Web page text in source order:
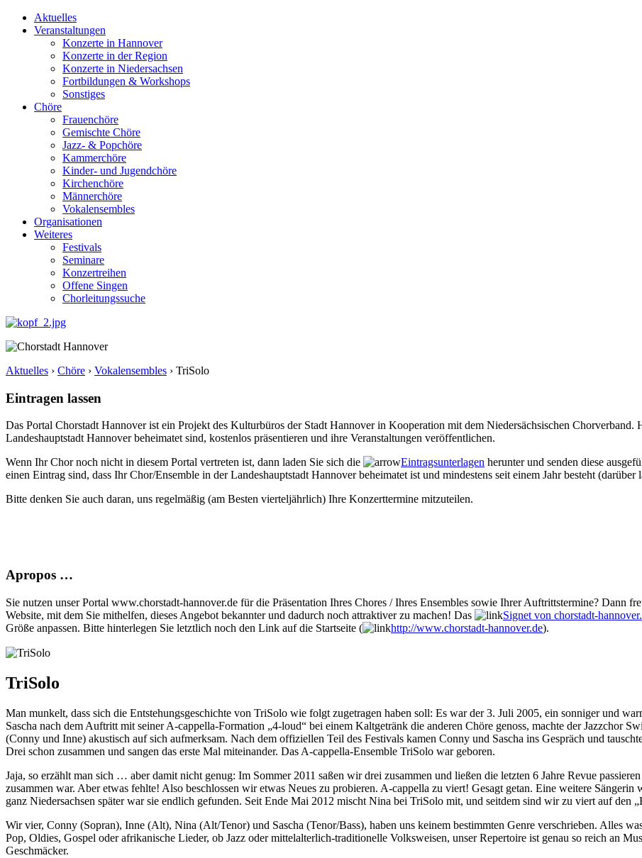
Aktuelles
Veranstaltungen
Konzerte in Hannover
Konzerte in der Region
Konzerte in Niedersachsen
Fortbildungen & Workshops
Sonstiges
Chöre
Frauenchöre
Gemischte Chöre
Jazz- & Popchöre
Kammerchöre
Kinder- und Jugendchöre
Kirchenchöre
Männerchöre
Vokalensembles
Organisationen
Weiteres
Festivals
Seminare
Konzertreihen
Offene Singen
Chorleitungssuche
Aktuelles › Chöre › Vokalensembles › TriSolo
Eintragen lassen
Das Portal Chorstadt Hannover ist ein Projekt des Kulturbüros der Stadt Hannover in Kooperation mit dem Niedersächsischen
Landeshauptstadt Hannover beheimatet sind, kostenlos präsentieren und ihre Veranstaltungen veröffentlichen.
Wenn Ihr Chor noch nicht in diesem Portal vertreten ist, dann laden Sie sich die
Eintragsunterlagen herunter und senden diese
einen Eintrag sind, dass Ihr Chor/Ensemble in der Landeshauptstadt Hannover beheimatet ist und mindestens seit einem Jahr besteht
Bitte denken Sie auch daran, uns regelmäßig (am Besten vierteljährlich) Ihre Konzerttermine mitzuteilen.
Apropos …
Sie nutzen unser Portal www.chorstadt-hannover.de für die Präsentation Ihres Chores / Ihres Ensembles sowie Ihrer Auftrittstermine? Dann
Website, mit dem Sie mithelfen, dieses Angebot bekannter und dadurch noch attraktiver zu machen! Das
Signet von chorstadt-
Größe anpassen. Bitte hinterlegen Sie letztlich noch den Link auf die Startseite (
http://www.chorstadt-hannover.de).
TriSolo
Man munkelt, dass sich die Entstehungsgeschichte von TriSolo wie folgt zugetragen haben soll: Es war der 3. Juli 2005, ein sonniger und
Sascha nach dem Auftritt mit seiner A-cappella-Formation „4-loud“ bei einem Kaltgetränk die anderen Chöre genoss, machte der Jazzchor
(Conny und Inne) akustisch auf sich aufmerksam. Nach dem offiziellen Teil des Festivals kamen Conny und Sascha ins Gespräch und
Drei schon zusammen und sangen das erste Mal miteinander. Das A-cappella-Ensemble TriSolo war geboren.
Jaja, so erzählt man sich … aber damit nicht genug: Im Sommer 2011 saßen wir drei zusammen und ließen die letzten 6 Jahre Revue
zusammen war. Aber etwas fehlte! Also beschlossen wir etwas Neues zu probieren. A-cappella zu viert! Gesagt getan. Eine weitere
ganz Niedersachsen später war sie endlich gefunden. Seit Ende Mai 2012 mischt Nina bei TriSolo mit, und seitdem sind wir zu viert auf den
Wir vier, Conny (Sopran), Inne (Alt), Nina (Alt/Tenor) und Sascha (Tenor/Bass), haben uns keinem bestimmten Genre verschrieben. Alles
Pop, Oldies, Gospel oder afrikanische Lieder, ob Jazz oder mittelalterlich-traditionelle Volksweisen, unser Repertoire ist genau so reich an
Geschmäcker.